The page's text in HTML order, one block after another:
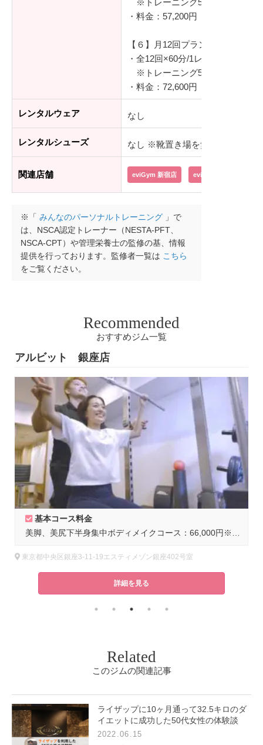
・料金：57,200円（税込）
【６】月12回プラン
・全12回×60分/1レッスン
※トレーニング50分/着替え等
・料金：72,600円（税込）
レンタルウェア なし
レンタルシューズ なし ※靴置き場を無料で使用可
関連店舗 eviGym 新宿店 eviGym 武蔵小杉店
※「 みんなのパーソナルトレーニング 」で
は、NSCA認定トレーナー（NESTA-PFT、
NSCA-CPT）や管理栄養士の監修の基、情報
提供を行っております。監修者一覧は こちら
をご覧ください。
Recommended
おすすめジム一覧
アルビット 銀座店
基本コース料金
美脚、美尻下半身集中ボディメイクコース：66,000円※1ヵ月33,000円（税込）※30分/1回の通い放題コースです。月額＋5,000円で以下2点のオプション付き！・オンラインによる食事指導・トレーニング後のオリジナルプロテイン提供
東京都中央区銀座3-11-19エスティメゾン銀座402号室
詳細を見る
Related
このジムの関連記事
ライザップに10ヶ月通って32.5キロのダ
イエットに成功した50代女性の体験談
2022.06.15